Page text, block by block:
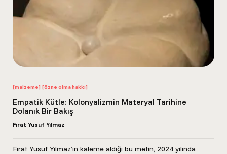
[malzeme] [özne olma hakkı]
Empatik Kütle: Kolonyalizmin Materyal Tarihine
Dolanık Bir Bakış
Fırat Yusuf Yılmaz
Fırat Yusuf Yılmaz’ın kaleme aldığı bu metin, 2024 yılında